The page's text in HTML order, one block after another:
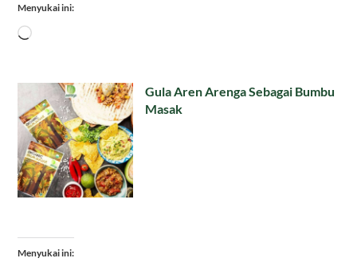
Menyukai ini:
Memuat...
Gula Aren Arenga Sebagai Bumbu
Masak
Menyukai ini: